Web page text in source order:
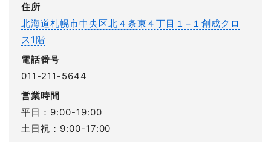
住所
北海道札幌市中央区北４条東４丁目１−１創成クロ
ス1階
電話番号
011-211-5644
営業時間
平日：9:00-19:00
土日祝：9:00-17:00